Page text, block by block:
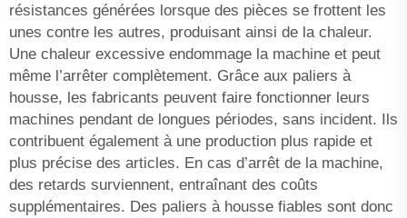
résistances générées lorsque des pièces se frottent les
unes contre les autres, produisant ainsi de la chaleur.
Une chaleur excessive endommage la machine et peut
même l’arrêter complètement. Grâce aux paliers à
housse, les fabricants peuvent faire fonctionner leurs
machines pendant de longues périodes, sans incident. Ils
contribuent également à une production plus rapide et
plus précise des articles. En cas d’arrêt de la machine,
des retards surviennent, entraînant des coûts
supplémentaires. Des paliers à housse fiables sont donc